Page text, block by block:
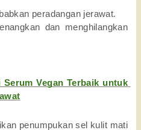
peradangan jerawat.
dan menghilangkan
Serum Vegan Terbaik untuk
penumpukan sel kulit mati